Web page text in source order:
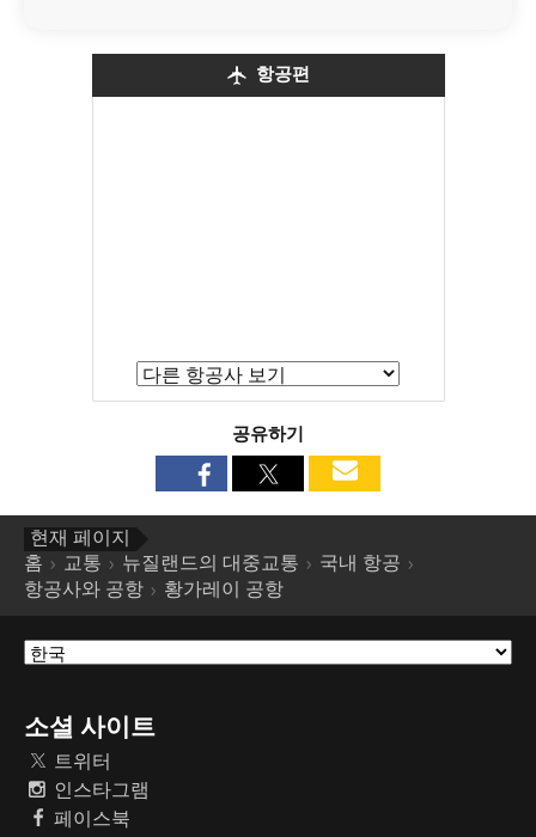
항공편
공유하기
현재 페이지
홈
교통 뉴질랜드의 대중교통
국내 항공
항공사와 공항
황가레이 공항
소셜 사이트
트위터
인스타그램
페이스북